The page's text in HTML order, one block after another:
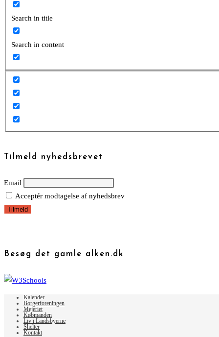
Search in title
Search in content
Tilmeld nyhedsbrevet
Email
Acceptér modtagelse af nyhedsbrev
Besøg det gamle alken.dk
Kalender
Borgerforeningen
Mejeriet
Købmanden
Liv i Landsbyerne
Shelter
Kontakt